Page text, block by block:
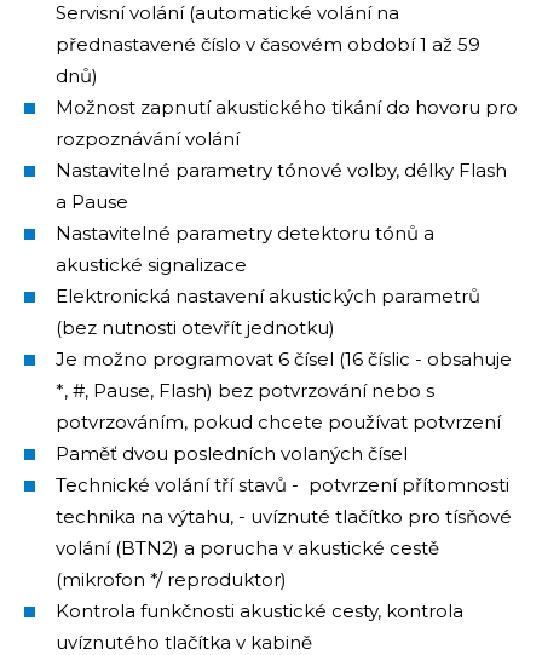
Servisní volání (automatické volání na
přednastavené číslo v časovém období 1 až 59
dnů)
Možnost zapnutí akustického tikání do hovoru pro
rozpoznávání volání
Nastavitelné parametry tónové volby, délky Flash
a Pause
Nastavitelné parametry detektoru tónů a
akustické signalizace
Elektronická nastavení akustických parametrů
(bez nutnosti otevřít jednotku)
Je možno programovat 6 čísel (16 číslic - obsahuje
*, #, Pause, Flash) bez potvrzování nebo s
potvrzováním, pokud chcete používat potvrzení
Paměť dvou posledních volaných čísel
Technické volání tří stavů - potvrzení přítomnosti
technika na výtahu, - uvíznuté tlačítko pro tísňové
volání (BTN2) a porucha v akustické cestě
(mikrofon */ reproduktor)
Kontrola funkčnosti akustické cesty, kontrola
uvíznutého tlačítka v kabině